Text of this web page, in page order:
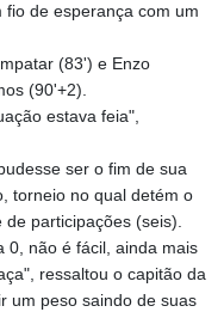
de esperança com um
(83') e Enzo
(90'+2).
estava feia",
ser o fim de sua
torneio no qual detém o
participações (seis).
0, não é fácil, ainda mais
ressaltou o capitão da
um peso saindo de suas